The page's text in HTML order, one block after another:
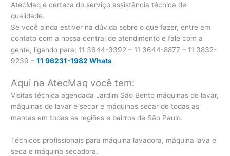
AtecMaq é certeza do serviço assistência técnica de
qualidade.
Se você ainda estiver na dúvida sobre o que fazer, entre em
contato com a nossa central de atendimento e fale com a
gente, ligando para: 11 3644-3392 – 11 3644-8877 – 11 3832-
9239 –11 96231-1982 Whats
Aqui na AtecMaq você tem:
Visitas técnica agendada Jardim São Bento máquinas de lavar,
máquinas de lavar e secar e máquinas secar de todas as
marcas em todas as regiões e bairros de São Paulo.
Técnicos profissionais para máquina lavadora, máquina lava e
seca e máquina secadora.